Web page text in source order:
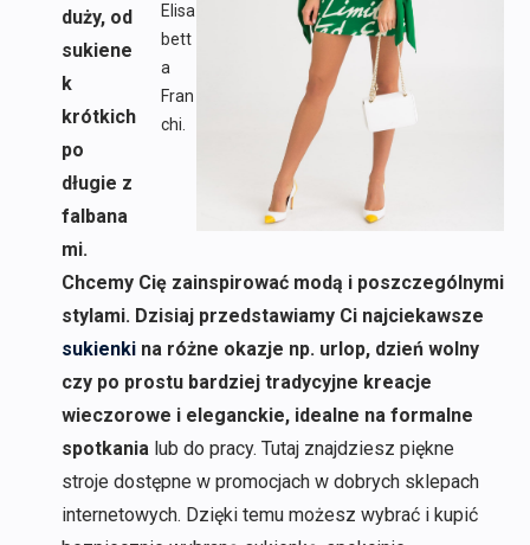
Elisa
bett
a
Fran
chi.
duży, od
sukiene
k
krótkich
po
długie z
falbana
mi.
Chcemy Cię zainspirować modą i poszczególnymi
stylami. Dzisiaj przedstawiamy Ci najciekawsze
sukienkina różne okazje np. urlop, dzień wolny
czy po prostu bardziej tradycyjne kreacje
wieczorowe i eleganckie, idealne na formalne
spotkanialub do pracy. Tutaj znajdziesz piękne
stroje dostępne w promocjach w dobrych sklepach
internetowych. Dzięki temu możesz wybrać i kupić